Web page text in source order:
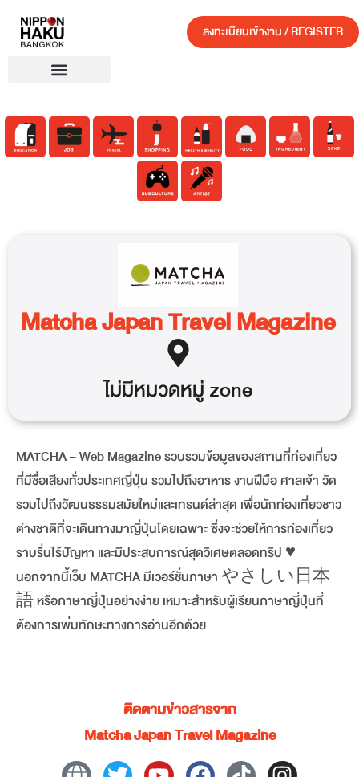
ลงทะเบียนเข้างาน / REGISTER
Matcha Japan Travel Magazine
ไม่มีหมวดหมู่zone
MATCHA – Web Magazine รวบรวมข้อมูลของสถานที่ท่องเที่ยว
ที่มีชื่อเสียงทั่วประเทศญี่ปุ่น รวมไปถึงอาหาร งานฝีมือ ศาลเจ้า วัด
รวมไปถึงวัฒนธรรมสมัยใหม่และเทรนด์ล่าสุด เพื่อนักท่องเที่ยวชาว
ต่างชาติที่จะเดินทางมาญี่ปุ่นโดยเฉพาะ ซึ่งจะช่วยให้การท่องเที่ยว
ราบรื่นไร้ปัญหา และมีประสบการณ์สุดวิเศษตลอดทริป ♥
นอกจากนี้เว็บ MATCHA มีเวอร์ชั่นภาษา やさしい日本
語 หรือภาษาญี่ปุ่นอย่างง่าย เหมาะสำหรับผู้เรียนภาษาญี่ปุ่นที่
ต้องการเพิ่มทักษะทางการอ่านอีกด้วย
ติดตามข่าวสารจาก
Matcha Japan Travel Magazine